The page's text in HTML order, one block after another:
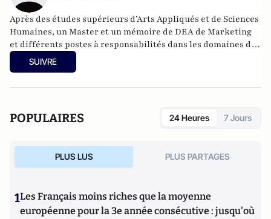
Après des études supérieurs d’Arts Appliqués et de Sciences
Humaines, un Master et un mémoire de DEA de Marketing
et différents postes à responsabilités dans les domaines des
études de marché, du marketing et de l’audit opérationnel,
Claude Robert est actuellement consultant international en
SUIVRE
POPULAIRES 24 Heures 7 Jours
PLUS LUS PLUS PARTAGES
1Les Français moins riches que la moyenne
européenne pour la 3e année consécutive : jusqu'où